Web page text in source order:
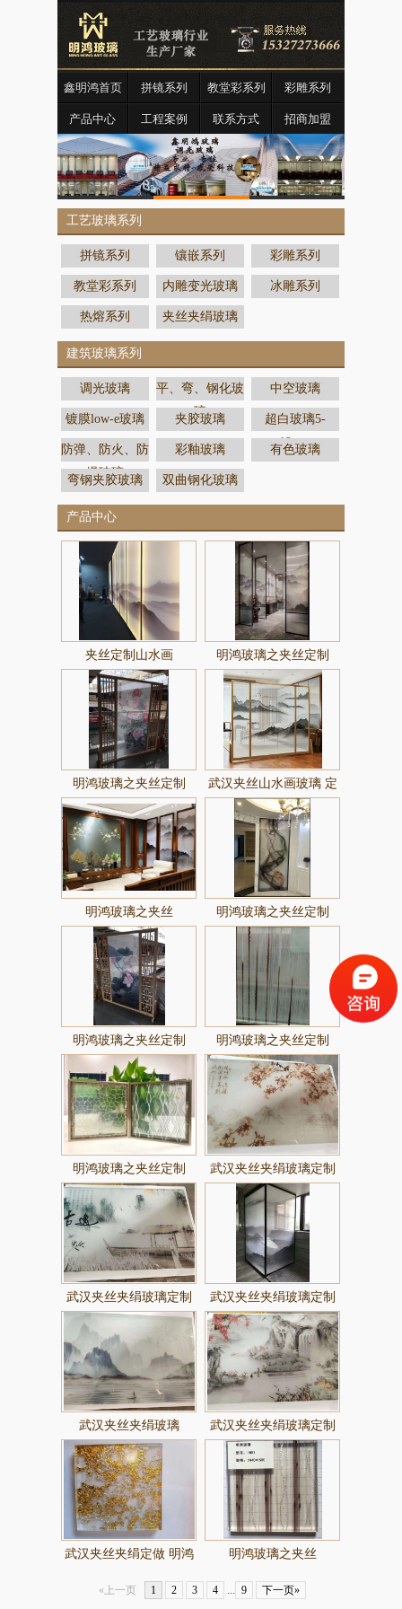
鑫明鸿首页 拼镜系列 教堂彩系列 彩雕系列
产品中心 工程案例 联系方式 招商加盟
工艺玻璃系列
拼镜系列 镶嵌系列 彩雕系列
教堂彩系列 内雕变光玻璃 冰雕系列
热熔系列 夹丝夹绢玻璃
建筑玻璃系列
调光玻璃
平、弯、钢化玻
璃
中空玻璃
镀膜low-e玻璃 夹胶玻璃
超白玻璃5-
19mm
防弹、防火、防
爆玻璃
彩釉玻璃 有色玻璃
弯钢夹胶玻璃 双曲钢化玻璃
产品中心
夹丝定制山水画 明鸿玻璃之夹丝定制
明鸿玻璃之夹丝定制
武汉夹丝山水画玻璃 定
制批发
明鸿玻璃之夹丝 明鸿玻璃之夹丝定制
明鸿玻璃之夹丝定制 明鸿玻璃之夹丝定制
明鸿玻璃之夹丝定制
武汉夹丝夹绢玻璃定制
风景画
武汉夹丝夹绢玻璃定制 武汉夹丝夹绢玻璃定制
武汉夹丝夹绢玻璃
武汉夹丝夹绢玻璃定制
各种图案
武汉夹丝夹绢定做 明鸿
夹丝玻璃批发
明鸿玻璃之夹丝
«上一页 1 2 3 4 ... 9 下一页»